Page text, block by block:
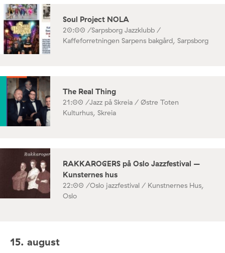
Soul Project NOLA
20:00 /Sarpsborg Jazzklubb /
Kaffeforretningen Sarpens bakgård, Sarpsborg
The Real Thing
21:00 /Jazz på Skreia / Østre Toten
Kulturhus, Skreia
RAKKAROGERS på Oslo Jazzfestival –
Kunsternes hus
22:00 /Oslo jazzfestival / Kunstnernes Hus,
Oslo
15. august